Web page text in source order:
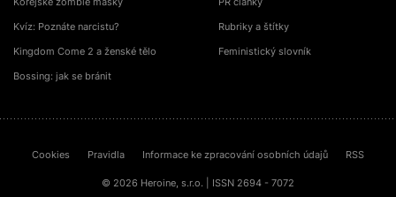
Kvíz: Poznáte narcistu?
Kingdom Come 2 a ženské tělo
Bossing: jak se bránit
Rubriky a štítky
Feministický slovník
Cookies Pravidla Informace ke zpracování osobních údajů RSS
© 2026 Heroine, s.r.o. | ISSN 2694 - 7072